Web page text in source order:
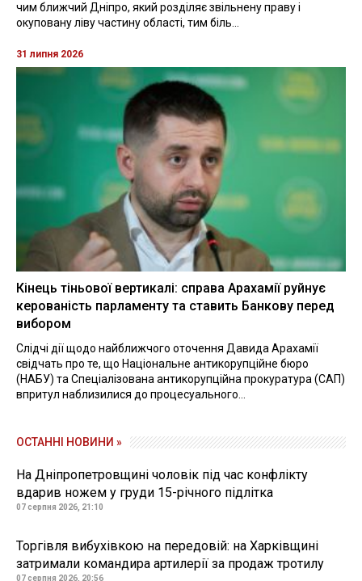
чим ближчий Дніпро, який розділяє звільнену праву і
окуповану ліву частину області, тим біль...
31 липня 2026
Кінець тіньової вертикалі: справа Арахамії руйнує
керованість парламенту та ставить Банкову перед
вибором
Слідчі дії щодо найближчого оточення Давида Арахамії
свідчать про те, що Національне антикорупційне бюро
(НАБУ) та Спеціалізована антикорупційна прокуратура (САП)
впритул наблизилися до процесуального...
ОСТАННІ НОВИНИ »
На Дніпропетровщині чоловік під час конфлікту
вдарив ножем у груди 15-річного підлітка
07 серпня 2026, 21:10
Торгівля вибухівкою на передовій: на Харківщині
затримали командира артилерії за продаж тротилу
07 серпня 2026, 20:56